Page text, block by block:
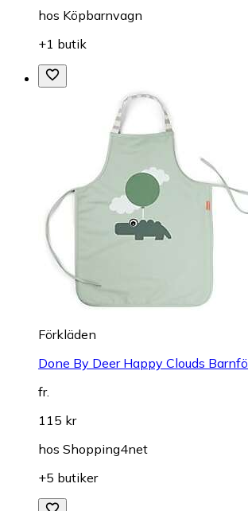
hos Köpbarnvagn
+1 butik
Förkläden
Done By Deer Happy Clouds
fr.
115 kr
hos Shopping4net
+5 butiker